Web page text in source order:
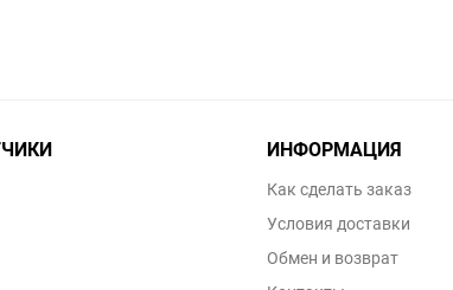
ИНФОРМАЦИЯ
Как сделать заказ
Условия доставки
Обмен и возврат